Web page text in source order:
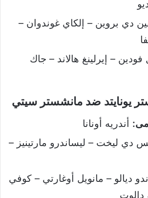
دي بروين – إلكاي غوندوان –
فودين – إيرلينغ هالاند – جاك
يونايتد ضد مانشستر سيتي
أندريه أونانا
دي ليخت – ليساندرو مارتينيز –
ديالو – مانويل أوغارتي – كوفي
دالوت